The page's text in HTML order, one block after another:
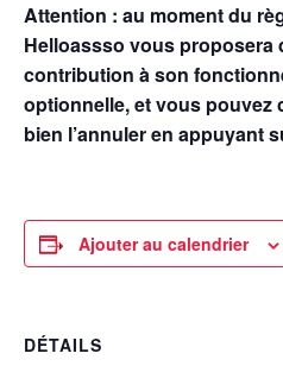
Attention : au moment du
Helloassso vous proposera
contribution à son
optionnelle, et vous pouvez
bien l’annuler en appuyant
Ajouter au calendrier
DÉTAILS